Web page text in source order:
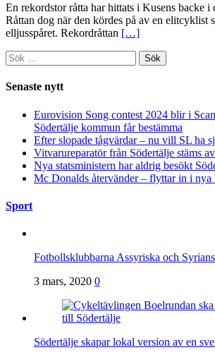
En rekordstor råtta har hittats i Kusens backe i
Råttan dog när den kördes på av en elitcyklist
elljusspåret. Rekordråttan […]
Sök
efter:
Senaste nytt
Eurovision Song contest 2024 blir i
Södertälje kommun får bestämma
Efter slopade tågvärdar – nu vill SL ha
Vitvarureparatör från Södertälje stäms
Nya statsministern har aldrig besökt
Mc Donalds återvänder – flyttar in i nya
Sport
Fotbollsklubbarna Assyriska och
3 mars, 2020 0
Södertälje skapar lokal version av en